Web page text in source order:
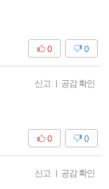
0
0
신고 | 공감 확인
0
0
신고 | 공감 확인